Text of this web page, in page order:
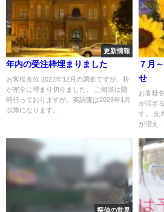
更新情報
年内の受注枠埋まりました
お客様各位 2022年12月の調査ですが、枠
が完全に埋まり切りました。 ご相談は随
時行っておりますが、実調査は2023年1月
以降になります。...
７月
せ
お客様
が混ざ
す。 先
が増え
探偵の世界